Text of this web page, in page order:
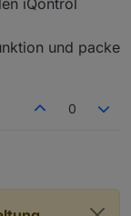
bei änderung
und packe
0